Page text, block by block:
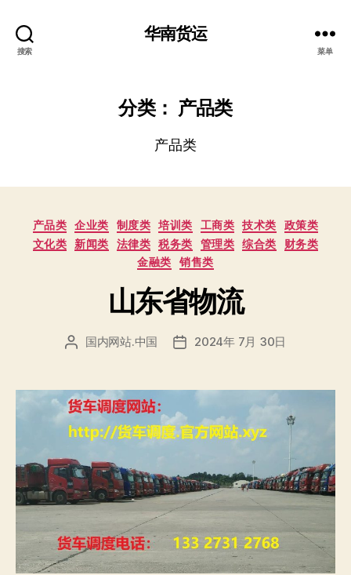
搜索
华南货运
菜单
分类： 产品类
产品类
分
类
产品类 企业类 制度类 培训类 工商类 技术类
政策类
文化类
新闻类 法律类 税务类 管理类 综合类
财务类
金融类
销售类
山东省物流
文
者
国内网站.中国
发
期
2024年 7月 30日